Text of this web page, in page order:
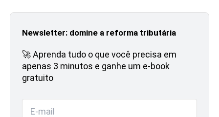
Newsletter: domine a reforma tributária
🚀 Aprenda tudo o que você precisa em
apenas 3 minutos e ganhe um e-book
gratuito